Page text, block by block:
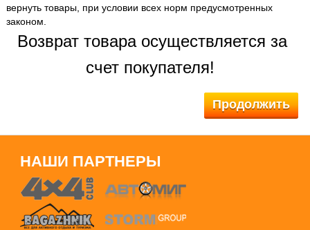
вернуть товары, при условии всех норм предусмотренных
законом.
Возврат товара осуществляется за
счет покупателя!
Продолжить
НАШИ ПАРТНЕРЫ